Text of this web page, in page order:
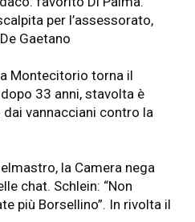
per l’assessorato,
Gaetano
Montecitorio torna il
33 anni, stavolta è
vannacciani contro la
la Camera nega
chat. Schlein: “Non
più Borsellino”. In rivolta il